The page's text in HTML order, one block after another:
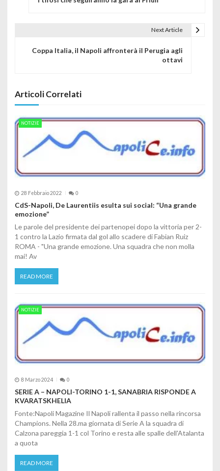
Next Article
Coppa Italia, il Napoli affronterà il Perugia agli
ottavi
Articoli Correlati
NOTIZIE
28 Febbraio 2022 0
CdS-Napoli, De Laurentiis esulta sui social: “Una grande
emozione”
Le parole del presidente dei partenopei dopo la vittoria per 2-
1 contro la Lazio firmata dal gol allo scadere di Fabian Ruiz
ROMA - "Una grande emozione. Una squadra che non molla
mai! Av
READ MORE
NOTIZIE
8 Marzo 2024 0
SERIE A – NAPOLI-TORINO 1-1, SANABRIA RISPONDE A
KVARATSKHELIA
Fonte:Napoli Magazine Il Napoli rallenta il passo nella rincorsa
Champions. Nella 28.ma giornata di Serie A la squadra di
Calzona pareggia 1-1 col Torino e resta alle spalle dell'Atalanta
a quota
READ MORE